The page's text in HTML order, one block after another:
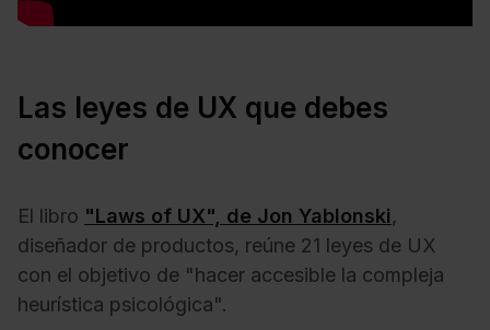
Las leyes de UX que debes
conocer
El libro "Laws of UX", de Jon Yablonski,
diseñador de productos, reúne 21 leyes de UX
con el objetivo de "hacer accesible la compleja
heurística psicológica".